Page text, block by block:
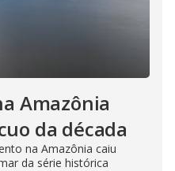
Amazônia
da década
na Amazônia caiu
da série histórica